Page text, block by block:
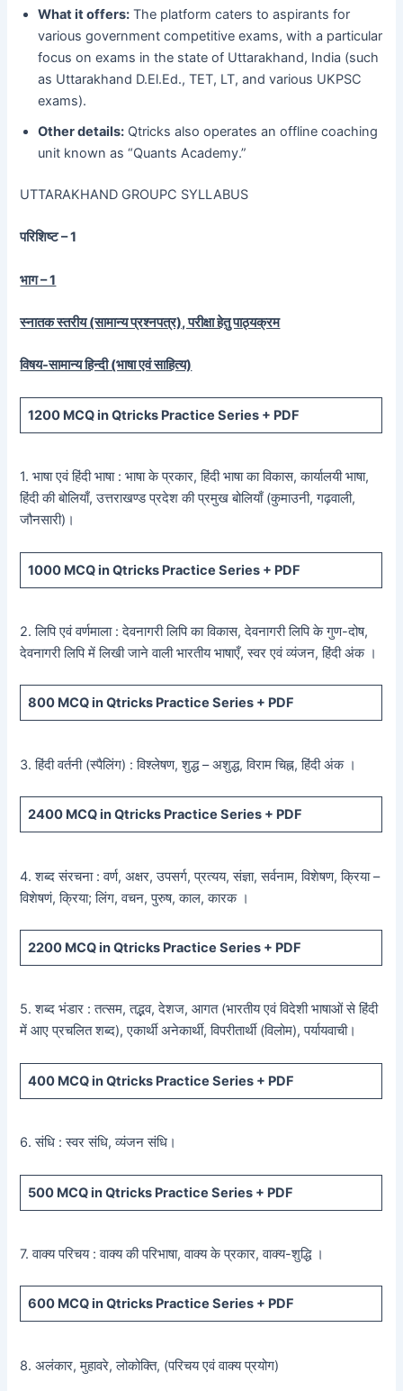
What it offers: The platform caters to aspirants for
various government competitive exams, with a particular
focus on exams in the state of Uttarakhand, India (such
as Uttarakhand D.El.Ed., TET, LT, and various UKPSC
exams).
Other details: Qtricks also operates an offline coaching
unit known as “Quants Academy.”
UTTARAKHAND GROUPC SYLLABUS
परिशिष्ट – 1
भाग – 1
स्नातक स्तरीय (सामान्य प्रश्नपत्र), परीक्षा हेतु पाठ्यक्रम
विषय-सामान्य हिन्दी (भाषा एवं साहित्य)
1200 MCQ in Qtricks Practice Series + PDF
1. भाषा एवं हिंदी भाषा : भाषा के प्रकार, हिंदी भाषा का विकास, कार्यालयी भाषा,
हिंदी की बोलियाँ, उत्तराखण्ड प्रदेश की प्रमुख बोलियाँ (कुमाउनी, गढ़वाली,
जौनसारी)।
1000 MCQ in Qtricks Practice Series + PDF
2. लिपि एवं वर्णमाला : देवनागरी लिपि का विकास, देवनागरी लिपि के गुण-दोष,
देवनागरी लिपि में लिखी जाने वाली भारतीय भाषाएँ, स्वर एवं व्यंजन, हिंदी अंक ।
800 MCQ in Qtricks Practice Series + PDF
3. हिंदी वर्तनी (स्पैलिंग) : विश्लेषण, शुद्ध – अशुद्ध, विराम चिह्न, हिंदी अंक ।
2400 MCQ in Qtricks Practice Series + PDF
4. शब्द संरचना : वर्ण, अक्षर, उपसर्ग, प्रत्यय, संज्ञा, सर्वनाम, विशेषण, क्रिया –
विशेषणं, क्रिया; लिंग, वचन, पुरुष, काल, कारक ।
2200 MCQ in Qtricks Practice Series + PDF
5. शब्द भंडार : तत्सम, तद्भव, देशज, आगत (भारतीय एवं विदेशी भाषाओं से हिंदी
में आए प्रचलित शब्द), एकार्थी अनेकार्थी, विपरीतार्थी (विलोम), पर्यायवाची।
400 MCQ in Qtricks Practice Series + PDF
6. संधि : स्वर संधि, व्यंजन संधि।
500 MCQ in Qtricks Practice Series + PDF
7. वाक्य परिचय : वाक्य की परिभाषा, वाक्य के प्रकार, वाक्य-शुद्धि ।
600 MCQ in Qtricks Practice Series + PDF
8. अलंकार, मुहावरे, लोकोक्ति, (परिचय एवं वाक्य प्रयोग)